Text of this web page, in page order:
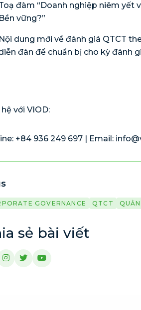
đàm “Doanh nghiệp niêm yết
Bền vững?”
Nội dung mới về đánh giá QTCT
đàn để chuẩn bị cho kỳ đánh
hệ với VIOD:
+84 936 249 697 | Email:
GOVERNANCE QTCT
sẻ bài viết